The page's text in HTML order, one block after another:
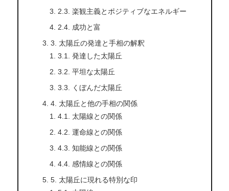
2.3. 楽観主義とポジティブなエネルギー
2.4. 成功と富
3. 太陽丘の発達と手相の解釈
3.1. 発達した太陽丘
3.2. 平坦な太陽丘
3.3. くぼんだ太陽丘
4. 太陽丘と他の手相の関係
4.1. 太陽線との関係
4.2. 運命線との関係
4.3. 知能線との関係
4.4. 感情線との関係
5. 太陽丘に現れる特別な印